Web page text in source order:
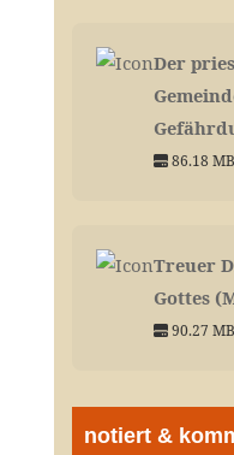
Der
86.18 MB
Treuer
Gottes
90.27 MB
notiert &